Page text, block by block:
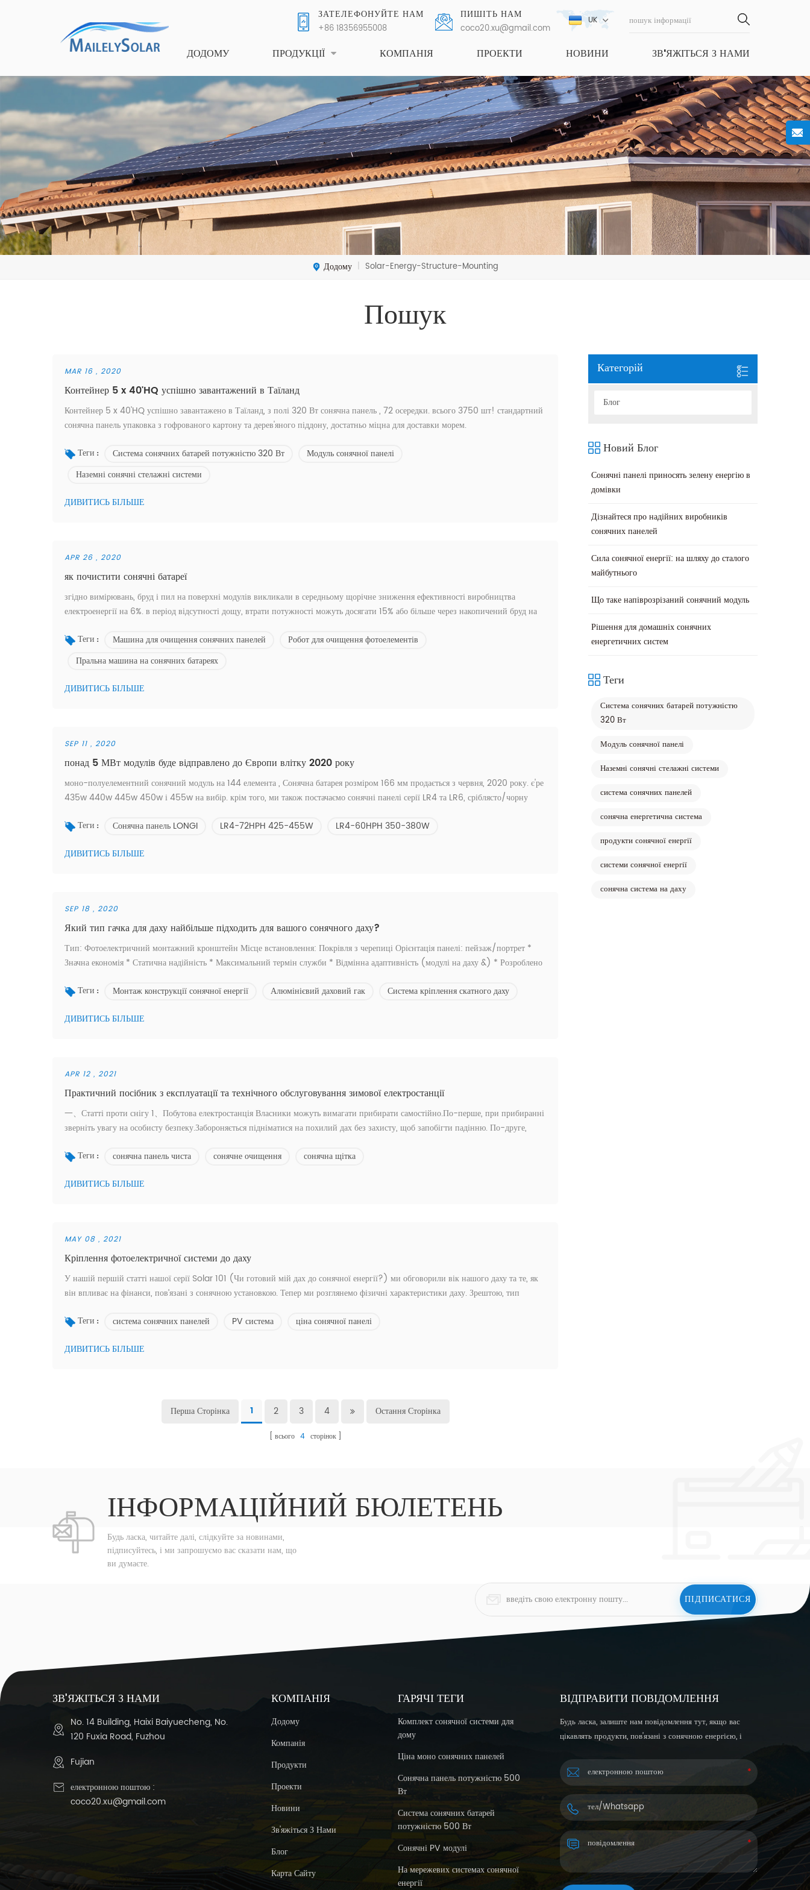
UK
ЗАТЕЛЕФОНУЙТЕ НАМ
+86 18356955008
ПИШІТЬ НАМ
coco20.xu@gmail.com
ДОДОМУ ПРОДУКЦІЇ КОМПАНІЯ ПРОЕКТИ НОВИНИ ЗВ'ЯЖІТЬСЯ З НАМИ
Додому | Solar-Energy-Structure-Mounting
Пошук
MAR 16 , 2020
Контейнер 5 x 40'HQ успішно завантажений в Таїланд
Контейнер 5 x 40'HQ успішно завантажено в Таїланд, з полі 320 Вт сонячна панель , 72 осередки. всього 3750 шт! стандартний
сонячна панель упаковка з гофрованого картону та дерев'яного піддону, достатньо міцна для доставки морем.
Теги : Система сонячних батарей потужністю 320 Вт
Модуль сонячної панелі
Наземні сонячні стелажні системи
ДИВИТИСЬ БІЛЬШЕ
APR 26 , 2020
як почистити сонячні батареї
згідно вимірювань, бруд і пил на поверхні модулів викликали в середньому щорічне зниження ефективності виробництва
електроенергії на 6%. в період відсутності дощу, втрати потужності можуть досягати 15% або більше через накопичений бруд на
час на прибирання * відходи робочої сили ...
Теги : Машина для очищення сонячних панелей
Робот для очищення фотоелементів
Пральна машина на сонячних батареях
ДИВИТИСЬ БІЛЬШЕ
SEP 11 , 2020
понад 5 МВт модулів буде відправлено до Європи влітку 2020 року
моно-полуелементний сонячний модуль на 144 елемента , Сонячна батарея розміром 166 мм продається з червня, 2020 року. є'ре
435w 440w 445w 450w і 455w на вибір. крім того, ми також постачаємо сонячні панелі серії LR4 та LR6, сріблясто/чорну
455w яка поставляється понад 5 МВт модулів до Євро...
Теги : Сонячна панель LONGI LR4-72HPH 425-455W LR4-60HPH 350-380W
ДИВИТИСЬ БІЛЬШЕ
SEP 18 , 2020
Який тип гачка для даху найбільше підходить для вашого сонячного даху?
Тип: Фотоелектричний монтажний кронштейн Місце встановлення: Покрівля з черепиці Орієнтація панелі: пейзаж/портрет *
Значна економія * Статична надійність * Максимальний термін служби * Відмінна адаптивність (модулі на даху &) * Розроблено
того, кого шукали? -- Зв'яжіться з н...
Теги : Монтаж конструкції сонячної енергії Алюмінієвий даховий гак Система кріплення скатного даху
ДИВИТИСЬ БІЛЬШЕ
APR 12 , 2021
Практичний посібник з експлуатації та технічного обслуговування зимової електростанції
一、Статті проти снігу 1、Побутова електростанція Власники можуть вимагати прибирати самостійно.По-перше, при прибиранні
зверніть увагу на особисту безпеку.Забороняється підніматися на похилий дах без захисту, щоб запобігти падінню. По-друге,
компоненти акумулятора гарячою водою.Нерівно...
Теги : сонячна панель чиста сонячне очищення сонячна щітка
ДИВИТИСЬ БІЛЬШЕ
MAY 08 , 2021
Кріплення фотоелектричної системи до даху
У нашій першій статті нашої серії Solar 101 (Чи готовий мій дах до сонячної енергії?) ми обговорили вік нашого даху та те, як
він впливає на фінанси, пов’язані з сонячною установкою. Тепер ми розглянемо фізичні характеристики даху. Зрештою, тип
Кріплення панелей Quick Moun...
Теги : система сонячних панелей PV система ціна сонячної панелі
ДИВИТИСЬ БІЛЬШЕ
Перша Сторінка 1 2 3 4 Остання Сторінка
всього 4 сторінок
Категорій
Блог
Новий Блог
Сонячні панелі приносять зелену енергію в
домівки
Дізнайтеся про надійних виробників
сонячних панелей
Сила сонячної енергії: на шляху до сталого
майбутнього
Що таке напіврозрізаний сонячний модуль
Рішення для домашніх сонячних
енергетичних систем
Теги
Система сонячних батарей потужністю
320 Вт
Модуль сонячної панелі
Наземні сонячні стелажні системи
система сонячних панелей
сонячна енергетична система
продукти сонячної енергії
системи сонячної енергії
сонячна система на даху
ІНФОРМАЦІЙНИЙ БЮЛЕТЕНЬ
Будь ласка, читайте далі, слідкуйте за новинами,
підписуйтесь, і ми запрошуємо вас сказати нам, що
ви думаєте.
ЗВ'ЯЖІТЬСЯ З НАМИ
No. 14 Building, Haixi Baiyuecheng, No.
120 Fuxia Road, Fuzhou
Fujian
електронною поштою :
coco20.xu@gmail.com
КОМПАНІЯ
Додому
Компанія
Продукти
Проекти
Новини
Зв'яжіться З Нами
Блог
Карта Сайту
ГАРЯЧІ ТЕГИ
Комплект сонячної системи для
дому
Ціна моно сонячних панелей
Сонячна панель потужністю 500
Вт
Система сонячних батарей
потужністю 500 Вт
Сонячні PV модулі
На мережевих системах сонячної
енергії
ВІДПРАВИТИ ПОВІДОМЛЕННЯ
Будь ласка, залиште нам повідомлення тут, якщо вас
цікавлять продукти, пов’язані з сонячною енергією, і
відповімо вам протягом 24 годин.